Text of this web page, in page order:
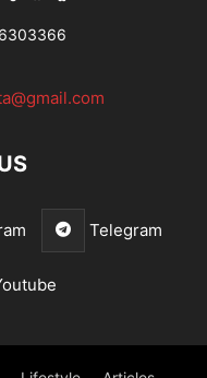
Telegram